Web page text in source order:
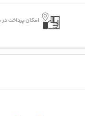
امکان پرداخت